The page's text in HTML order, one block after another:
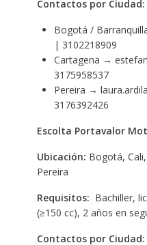
Contactos por Ciudad:
Bogotá /
| 3102218909
Cartagena →
3175958537
Pereira →
3176392426
Escolta Portavalor
Ubicación: Bogotá,
Pereira
Requisitos: Bachiller,
(≥150 cc), 2 años en
Contactos por Ciudad: